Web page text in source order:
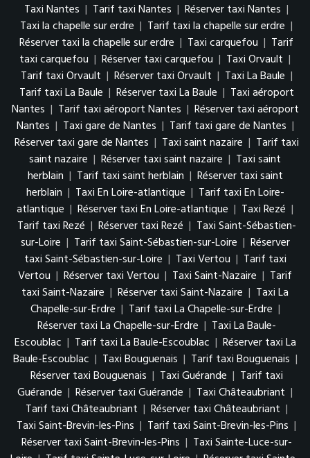
Taxi Nantes | Tarif taxi Nantes | Réserver taxi Nantes |
Taxi la chapelle sur erdre | Tarif taxi la chapelle sur erdre |
Réserver taxi la chapelle sur erdre | Taxi carquefou | Tarif
taxi carquefou | Réserver taxi carquefou | Taxi Orvault |
Tarif taxi Orvault | Réserver taxi Orvault | Taxi La Baule |
Tarif taxi La Baule | Réserver taxi La Baule | Taxi aéroport
Nantes | Tarif taxi aéroport Nantes | Réserver taxi aéroport
Nantes | Taxi gare de Nantes | Tarif taxi gare de Nantes |
Réserver taxi gare de Nantes | Taxi saint nazaire | Tarif taxi
saint nazaire | Réserver taxi saint nazaire | Taxi saint
herblain | Tarif taxi saint herblain | Réserver taxi saint
herblain | Taxi En Loire-atlantique | Tarif taxi En Loire-
atlantique | Réserver taxi En Loire-atlantique | Taxi Rezé |
Tarif taxi Rezé | Réserver taxi Rezé | Taxi Saint-Sébastien-
sur-Loire | Tarif taxi Saint-Sébastien-sur-Loire | Réserver
taxi Saint-Sébastien-sur-Loire | Taxi Vertou | Tarif taxi
Vertou | Réserver taxi Vertou | Taxi Saint-Nazaire | Tarif
taxi Saint-Nazaire | Réserver taxi Saint-Nazaire | Taxi La
Chapelle-sur-Erdre | Tarif taxi La Chapelle-sur-Erdre |
Réserver taxi La Chapelle-sur-Erdre | Taxi La Baule-
Escoublac | Tarif taxi La Baule-Escoublac | Réserver taxi La
Baule-Escoublac | Taxi Bouguenais | Tarif taxi Bouguenais |
Réserver taxi Bouguenais | Taxi Guérande | Tarif taxi
Guérande | Réserver taxi Guérande | Taxi Châteaubriant |
Tarif taxi Châteaubriant | Réserver taxi Châteaubriant |
Taxi Saint-Brevin-les-Pins | Tarif taxi Saint-Brevin-les-Pins |
Réserver taxi Saint-Brevin-les-Pins | Taxi Sainte-Luce-sur-